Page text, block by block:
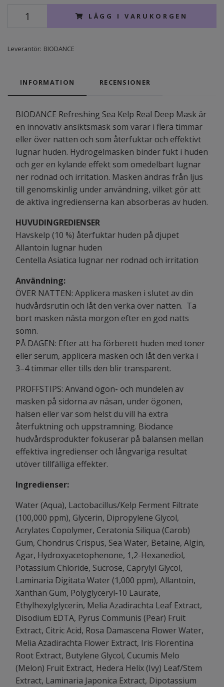
LÄGG I VARUKORGEN
Leverantör: BIODANCE
INFORMATION RECENSIONER
BIODANCE Refreshing Sea Kelp Real Deep Mask är
en innovativ ansiktsmask som varar i flera timmar
eller över natten och som återfuktar och effektivt
lugnar huden. Hydrogelmasken binder fukt i huden
och ger en kylande effekt som omedelbart lugnar
ner rodnad och irritation. Masken ändras från ljus
till genomskinlig under användning, vilket gör att
de aktiva ingredienserna kan absorberas av huden.
HUVUDINGREDIENSER
Havskelp (10 %) återfuktar huden på djupet
Allantoin lugnar huden
Centella Asiatica lugnar ner rodnad och irritation
Användning:
ÖVER NATTEN: Applicera masken i slutet av din
hudvårdsrutin och låt den verka över natten. Ta
bort masken nästa morgon efter en god natts
sömn.
PÅ DAGEN: Efter att ha förberett huden med toner
eller serum, applicera masken och låt den verka i
3–4 timmar eller tills den blir transparent.
PROFFSTIPS: Använd ögon- och mundelen av
masken på sidorna av näsan, under ögonen,
halsen eller var som helst du vill ha extra
återfuktning och uppstramning. Biodance
hudvårdsprodukter fokuserar på balansen mellan
effektiva ingredienser och långvariga resultat
utöver tillfälliga effekter.
Ingredienser:
Water (Aqua), Lactobacillus/Kelp Ferment Filtrate
(100,000 ppm), Glycerin, Dipropylene Glycol,
Acrylates Copolymer, Ceratonia Siliqua (Carob)
Gum, Chondrus Crispus, Sea Water, Betaine, Algin,
Agar, Hydroxyacetophenone, 1,2-Hexanediol,
Potassium Chloride, Sucrose, Caprylyl Glycol,
Laminaria Digitata Water (1,000 ppm), Allantoin,
Xanthan Gum, Polyglyceryl-10 Laurate,
Ethylhexylglycerin, Melia Azadirachta Leaf Extract,
Disodium EDTA, Pyrus Communis (Pear) Fruit
Extract, Citric Acid, Rosa Damascena Flower Water,
Melia Azadirachta Flower Extract, Iris Florentina
Root Extract, Butylene Glycol, Cucumis Melo
(Melon) Fruit Extract, Hedera Helix (Ivy) Leaf/Stem
Extract, Laminaria Japonica Extract, Dipotassium